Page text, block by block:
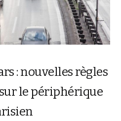
: nouvelles règles
le périphérique